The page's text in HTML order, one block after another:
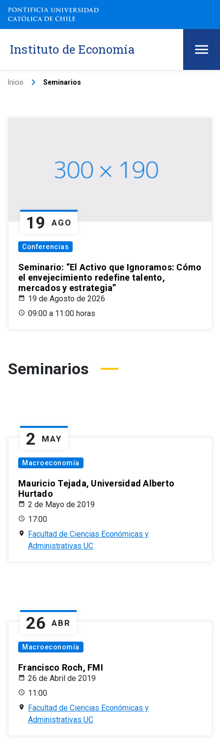
Instituto de Economía
Inicio keyboard_arrow_right Seminarios
19 AGO
Conferencias
Seminario: “El Activo que Ignoramos: Cómo
el envejecimiento redefine talento,
mercados y estrategia”
19 de Agosto de 2026
09:00 a 11:00 horas
Seminarios
2 MAY
Macroeconomía
Mauricio Tejada, Universidad Alberto
Hurtado
2 de Mayo de 2019
17:00
Facultad de Ciencias Económicas y
Administrativas UC
26 ABR
Macroeconomía
Francisco Roch, FMI
26 de Abril de 2019
11:00
Facultad de Ciencias Económicas y
Administrativas UC